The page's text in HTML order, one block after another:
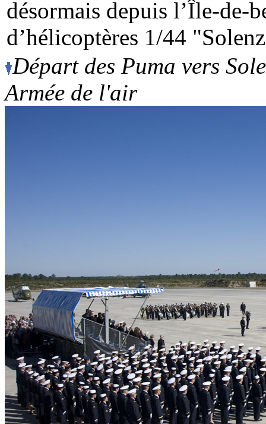
désormais depuis l’Île-de-
d’hélicoptères 1/44
Départ des Puma vers
Armée de l'air